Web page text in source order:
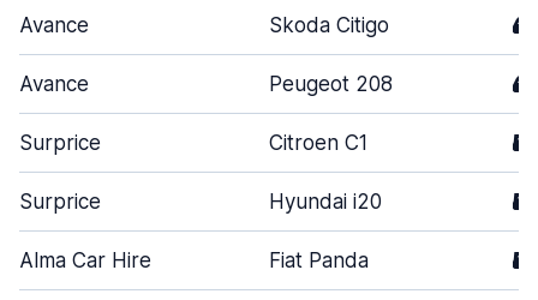
Avance Skoda Citigo 4
Avance Peugeot 208 4
Surprice Citroen C1 5
Surprice Hyundai i20 5
Alma Car Hire Fiat Panda 5